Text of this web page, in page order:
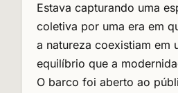
Estava capturando uma
coletiva por uma era em
a natureza coexistiam em
equilíbrio que a
O barco foi aberto ao